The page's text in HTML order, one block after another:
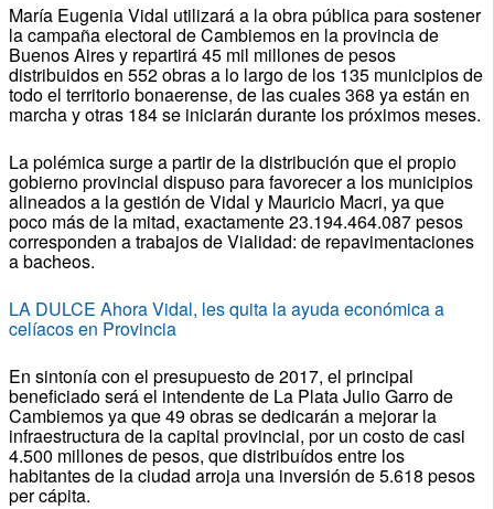
María Eugenia Vidal utilizará a la obra pública para sostener
la campaña electoral de Cambiemos en la provincia de
Buenos Aires y repartirá 45 mil millones de pesos
distribuidos en 552 obras a lo largo de los 135 municipios de
todo el territorio bonaerense, de las cuales 368 ya están en
marcha y otras 184 se iniciarán durante los próximos meses.
La polémica surge a partir de la distribución que el propio
gobierno provincial dispuso para favorecer a los municipios
alineados a la gestión de Vidal y Mauricio Macri, ya que
poco más de la mitad, exactamente 23.194.464.087 pesos
corresponden a trabajos de Vialidad: de repavimentaciones
a bacheos.
LA DULCE Ahora Vidal, les quita la ayuda económica a
celíacos en Provincia
En sintonía con el presupuesto de 2017, el principal
beneficiado será el intendente de La Plata Julio Garro de
Cambiemos ya que 49 obras se dedicarán a mejorar la
infraestructura de la capital provincial, por un costo de casi
4.500 millones de pesos, que distribuídos entre los
habitantes de la ciudad arroja una inversión de 5.618 pesos
per cápita.